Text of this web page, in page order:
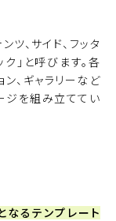
ツ、サイド、フッタ
」と呼びます。各
ン、ギャラリーなど
ジを組み立ててい
なるテンプレート